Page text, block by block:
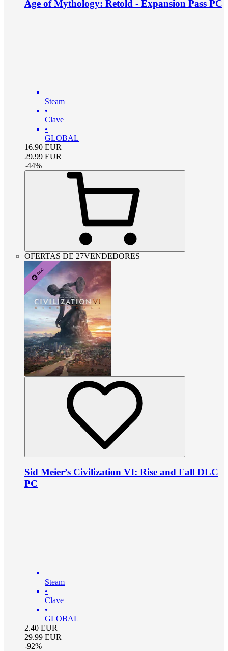
Age of Mythology: Retold - Expansion Pass PC
Steam
•
Clave
•
GLOBAL
16.90 EUR
29.99 EUR
-44%
OFERTAS DE 27VENDEDORES
Sid Meier’s Civilization VI: Rise and Fall DLC
PC
Steam
•
Clave
•
GLOBAL
2.40 EUR
29.99 EUR
-92%